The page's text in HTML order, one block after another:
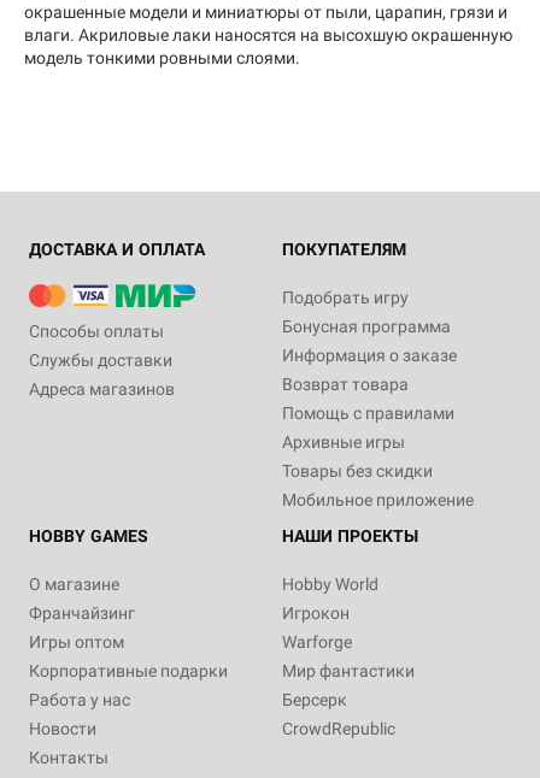
окрашенные модели и миниатюры от пыли, царапин, грязи и
влаги. Акриловые лаки наносятся на высохшую окрашенную
модель тонкими ровными слоями.
ДОСТАВКА И ОПЛАТА
Способы оплаты
Службы доставки
Адреса магазинов
ПОКУПАТЕЛЯМ
Подобрать игру
Бонусная программа
Информация о заказе
Возврат товара
Помощь с правилами
Архивные игры
Товары без скидки
Мобильное приложение
HOBBY GAMES
О магазине
Франчайзинг
Игры оптом
Корпоративные подарки
Работа у нас
Новости
Контакты
НАШИ ПРОЕКТЫ
Hobby World
Игрокон
Warforge
Мир фантастики
Берсерк
CrowdRepublic